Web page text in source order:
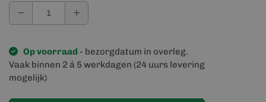
Op voorraad - bezorgdatum in overleg.
Vaak binnen 2 á 5 werkdagen (24 uurs levering
mogelijk)